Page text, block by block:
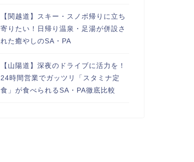
【関越道】スキー・スノボ帰りに立ち
寄りたい！日帰り温泉・足湯が併設さ
れた癒やしのSA・PA
【山陽道】深夜のドライブに活力を！
24時間営業でガッツリ「スタミナ定
食」が食べられるSA・PA徹底比較